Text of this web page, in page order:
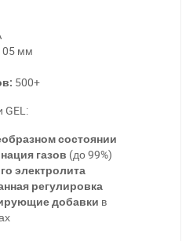
мм
500+
GEL:
состоянии
газов (до 99%)
электролита
регулировка
добавки в